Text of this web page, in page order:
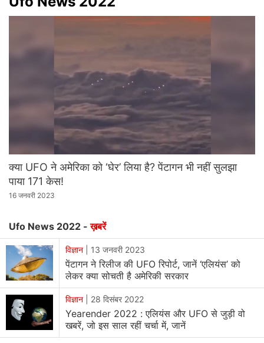
क्‍या UFO ने अमेरिका को ‘घेर’ लिया है? पेंटागन भी नहीं सुलझा
पाया 171 केस!
16 जनवरी 2023
Ufo News 2022 -ख़बरें
विज्ञान 13 जनवरी 2023
पेंटागन ने रिलीज की UFO रिपोर्ट, जानें ‘एलियंस’ को
लेकर क्‍या सोचती है अमेरिकी सरकार
विज्ञान 28 दिसंबर 2022
Yearender 2022 : एलियंस और UFO से जुड़ी वो
खबरें, जो इस साल रहीं चर्चा में, जानें